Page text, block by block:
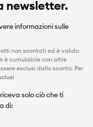
newsletter.
informazioni sulle
non scontati ed è valido
è cumulabile con altre
esclusi dallo sconto. Per
solo ciò che ti
di: